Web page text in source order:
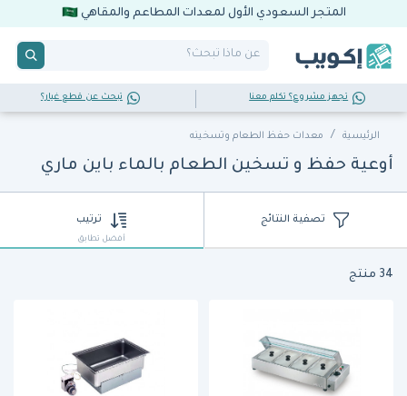
المتجر السعودي الأول لمعدات المطاعم والمقاهي
تجهز مشروع؟ تكلم معنا تبحث عن قطع غيار؟
الرئيسية معدات حفظ الطعام وتسخينه
أوعية حفظ و تسخين الطعام بالماء باين ماري
تصفية النتائج ترتيب
أفضل تطابق
34 منتج